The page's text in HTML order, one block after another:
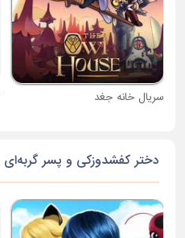
سریال خانه جغد
دختر کفشدوزکی و پسر گربه‌ای